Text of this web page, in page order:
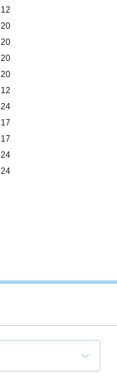
12
20
20
20
20
12
24
17
17
24
24